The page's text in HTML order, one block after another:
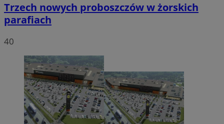
Trzech nowych proboszczów w żorskich
parafiach
40